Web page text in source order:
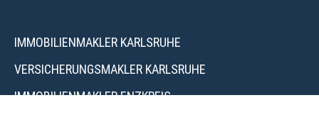
IMMOBILIENMAKLER KARLSRUHE
VERSICHERUNGSMAKLER KARLSRUHE
IMMOBILIENMAKLER ENZKREIS